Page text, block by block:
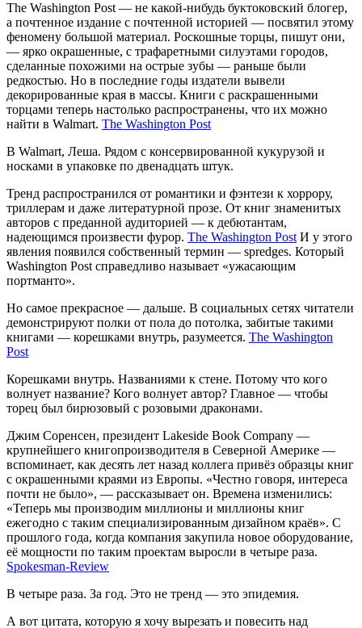
The Washington Post — не какой-нибудь буктоковский блогер,
а почтенное издание с почтенной историей — посвятил этому
феномену большой материал. Роскошные торцы, пишут они,
— ярко окрашенные, с трафаретными силуэтами городов,
сделанные похожими на острые зубы — раньше были
редкостью. Но в последние годы издатели вывели
декорированные края в массы. Книги с раскрашенными
торцами теперь настолько распространены, что их можно
найти в Walmart. The Washington Post
В Walmart, Леша. Рядом с консервированной кукурузой и
носками в упаковке по двенадцать штук.
Тренд распространился от романтики и фэнтези к хоррору,
триллерам и даже литературной прозе. От книг знаменитых
авторов с преданной аудиторией — к дебютантам,
надеющимся произвести фурор. The Washington Post И у этого
явления появился собственный термин — spredges. Который
Washington Post справедливо называет «ужасающим
портманто».
Но самое прекрасное — дальше. В социальных сетях читатели
демонстрируют полки от пола до потолка, забитые такими
книгами — корешками внутрь, разумеется. The Washington
Post
Корешками внутрь. Названиями к стене. Потому что кого
волнует название? Кого волнует автор? Главное — чтобы
торец был бирюзовый с розовыми драконами.
Джим Соренсен, президент Lakeside Book Company —
крупнейшего книгопроизводителя в Северной Америке —
вспоминает, как десять лет назад коллега привёз образцы книг
с окрашенными краями из Европы. «Честно говоря, интереса
почти не было», — рассказывает он. Времена изменились:
«Теперь мы производим миллионы и миллионы книг
ежегодно с таким специализированным дизайном краёв». С
прошлого года, когда компания закупила новое оборудование,
её мощности по таким проектам выросли в четыре раза.
Spokesman-Review
В четыре раза. За год. Это не тренд — это эпидемия.
А вот цитата, которую я хочу вырезать и повесить над